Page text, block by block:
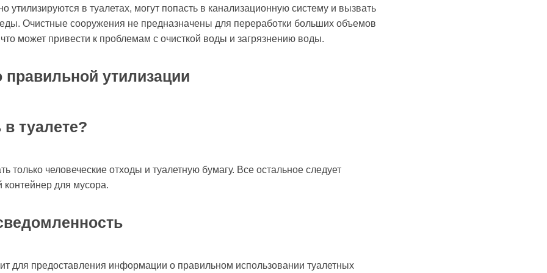
утилизируются в туалетах, могут попасть в канализационную систему и вызвать
Очистные сооружения не предназначены для переработки больших объемов
может привести к проблемам с очисткой воды и загрязнению воды.
утилизации
туалете?
только человеческие отходы и туалетную бумагу. Все остальное следует
для мусора.
для предоставления информации о правильном использовании туалетных